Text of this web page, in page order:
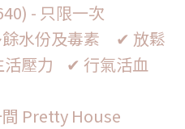
- 只限一次
水份及毒素 ✔ 放鬆
壓力 ✔ 行氣活血
Pretty House